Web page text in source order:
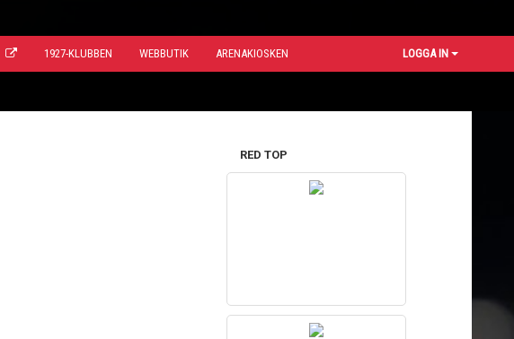
1927-KLUBBEN WEBBUTIK ARENAKIOSKEN LOGGA IN
RED TOP